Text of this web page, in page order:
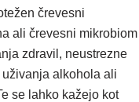
črevesni
ali črevesni mikrobiom
zdravil, neustrezne
alkohola ali
se lahko kažejo kot